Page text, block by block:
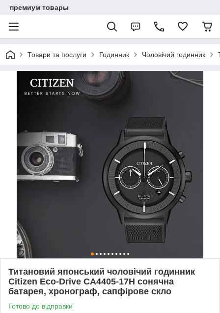
премиум товары
Товари та послуги Годинник Чоловічий годинник
Титановий японський чоловічий годинник
Citizen Eco-Drive CA4405-17H сонячна
батарея, хронограф, сапфірове скло
Готово до відправки